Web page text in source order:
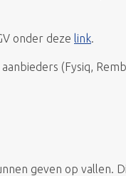
onder deze link.
(Fysiq,
geven op vallen.